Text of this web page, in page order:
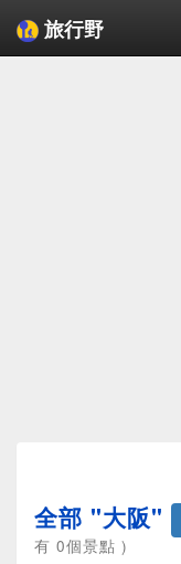
旅行野
全部 "大阪"
有 0個景點 )